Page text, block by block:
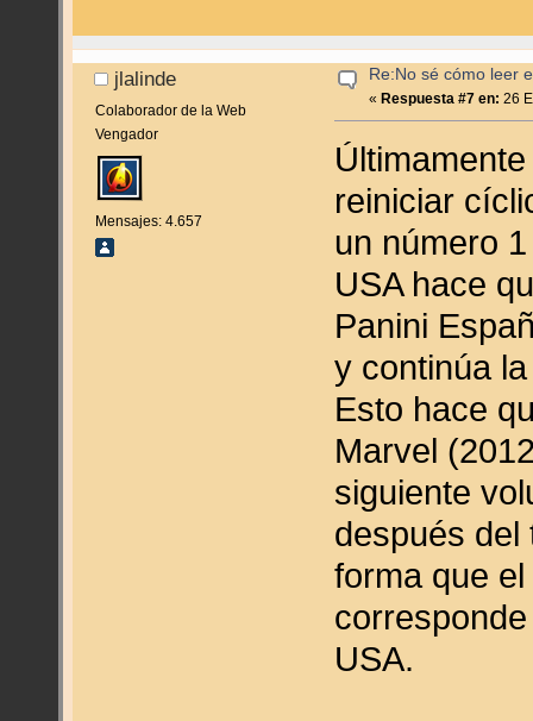
jlalinde
Colaborador de la Web
Vengador
Mensajes: 4.657
Re:No sé cómo leer
« Respuesta #7 en: 26
reiniciar
un número
USA hace
Panini
y continúa
Esto hace
Marvel
siguiente
después del
forma que
USA.